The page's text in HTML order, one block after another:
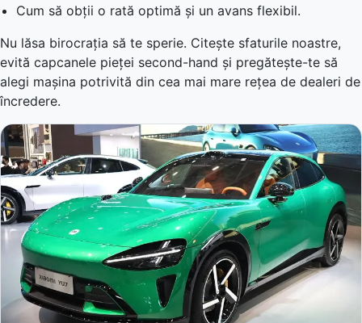
Cum să obții o rată optimă și un avans flexibil.
Nu lăsa birocrația să te sperie. Citește sfaturile noastre,
evită capcanele pieței second-hand și pregătește-te să
alegi mașina potrivită din cea mai mare rețea de dealeri de
încredere.